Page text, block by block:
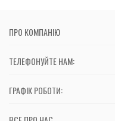
ПРО КОМПАНІЮ
ТЕЛЕФОНУЙТЕ НАМ:
ГРАФІК РОБОТИ: